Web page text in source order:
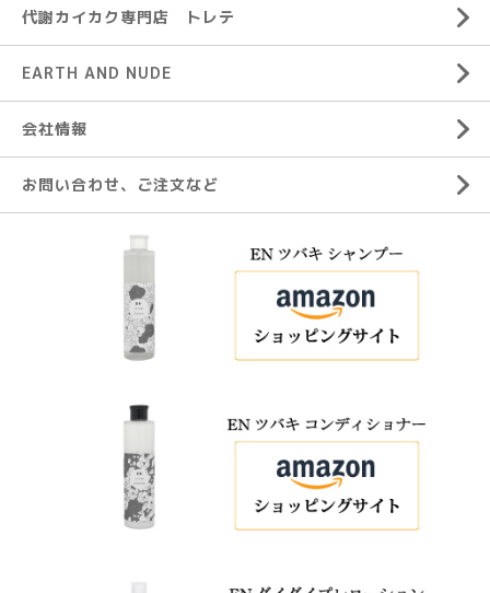
代謝カイカク専門店 トレテ
EARTH AND NUDE
会社情報
お問い合わせ、ご注文など